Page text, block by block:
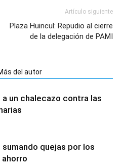
Artículo siguiente
Plaza Huincul: Repudio al cierre
de la delegación de PAMI
del autor
a un chalecazo contra las
sumando quejas por los